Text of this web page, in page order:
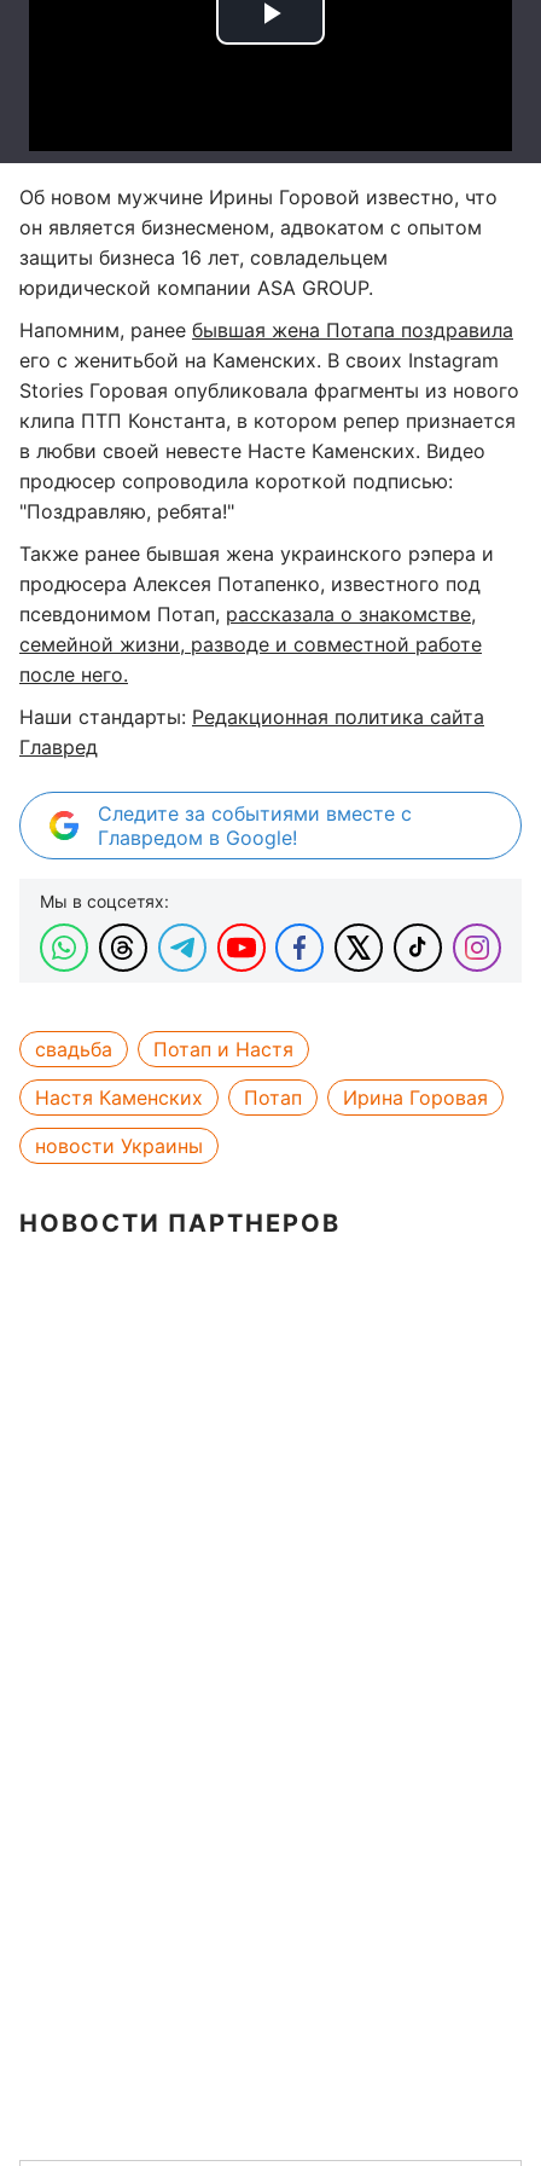
Об новом мужчине Ирины Горовой известно, что
он является бизнесменом, адвокатом с опытом
защиты бизнеса 16 лет, совладельцем
юридической компании ASA GROUP.
Напомним, ранее бывшая жена Потапа поздравила
его с женитьбой на Каменских. В своих Instagram
Stories Горовая опубликовала фрагменты из нового
клипа ПТП Константа, в котором репер признается
в любви своей невесте Насте Каменских. Видео
продюсер сопроводила короткой подписью:
"Поздравляю, ребята!"
Также ранее бывшая жена украинского рэпера и
продюсера Алексея Потапенко, известного под
псевдонимом Потап, рассказала о знакомстве,
семейной жизни, разводе и совместной работе
после него.
Наши стандарты: Редакционная политика сайта
Главред
Следите за событиями вместе с
Главредом в Google!
Мы в соцсетях:
свадьба
Потап и Настя
Настя Каменских
Потап
Ирина Горовая
новости Украины
НОВОСТИ ПАРТНЕРОВ